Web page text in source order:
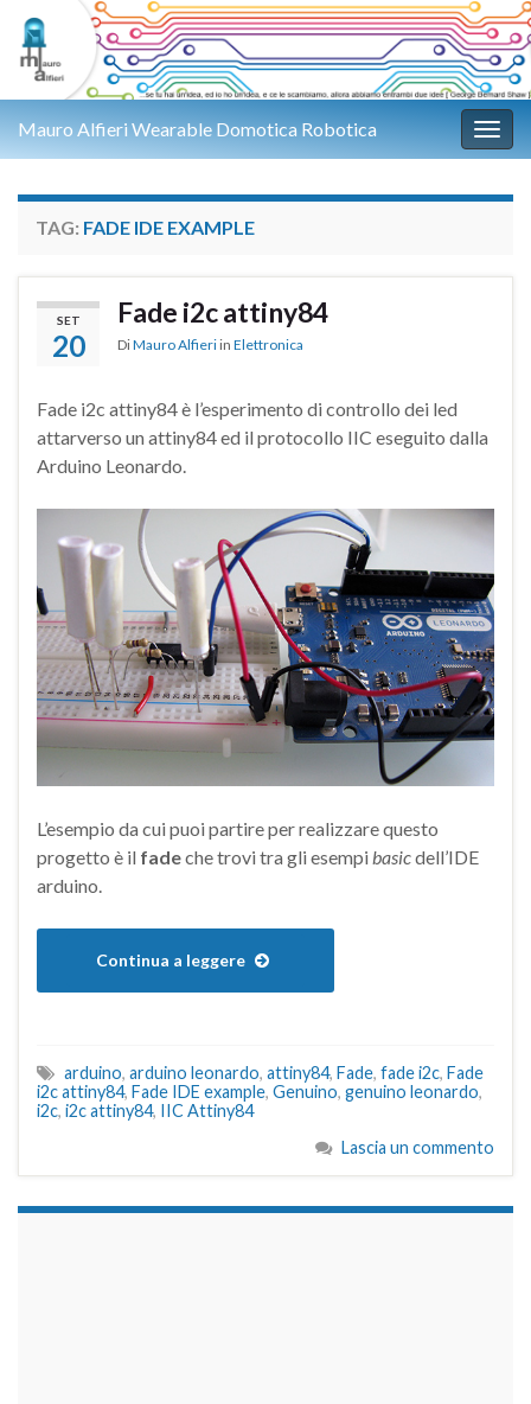
Mauro Alfieri Wearable Domotica Robotica
TAG: FADE IDE EXAMPLE
SET
20
Fade i2c attiny84
DiMauro Alfieri in Elettronica
Fade i2c attiny84 è l’esperimento di controllo dei led
attarverso un attiny84 ed il protocollo IIC eseguito dalla
Arduino Leonardo.
L’esempio da cui puoi partire per realizzare questo
progetto è il fadeche trovi tra gli esempi basicdell’IDE
arduino.
Continua a leggere
arduino, arduino leonardo, attiny84, Fade, fade i2c, Fade
i2c attiny84, Fade IDE example, Genuino, genuino leonardo,
i2c, i2c attiny84, IIC Attiny84
Lascia un commento